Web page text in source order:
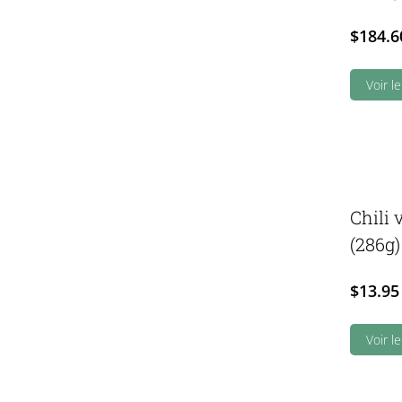
$
Voir
Chili
(286g)
$13.95
Voir